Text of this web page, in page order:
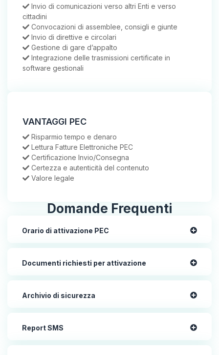
Invio di comunicazioni verso altri Enti e verso
cittadini
Convocazioni di assemblee, consigli e giunte
Invio di direttive e circolari
Gestione di gare d’appalto
Integrazione delle trasmissioni certificate in
software gestionali
VANTAGGI PEC
Risparmio tempo e denaro
Lettura Fatture Elettroniche PEC
Certificazione Invio/Consegna
Certezza e autenticità del contenuto
Valore legale
Domande Frequenti
Orario di attivazione PEC
Documenti richiesti per attivazione
Archivio di sicurezza
Report SMS